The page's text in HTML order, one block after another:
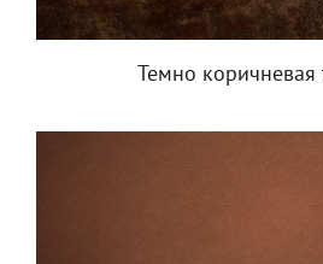
Темно коричневая